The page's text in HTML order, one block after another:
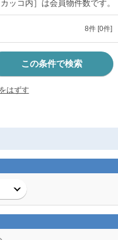
ッコ内］は会員物件数です。
8件 [0件]
この条件で検索
はずす